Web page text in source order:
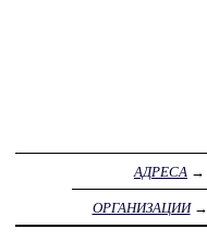
АДРЕСА →
ОРГАНИЗАЦИИ→